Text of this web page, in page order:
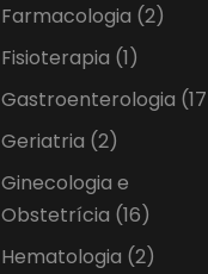
Farmacologia (2)
Fisioterapia (1)
Gastroenterologia
Geriatria (2)
Ginecologia e
Obstetrícia (16)
Hematologia (2)